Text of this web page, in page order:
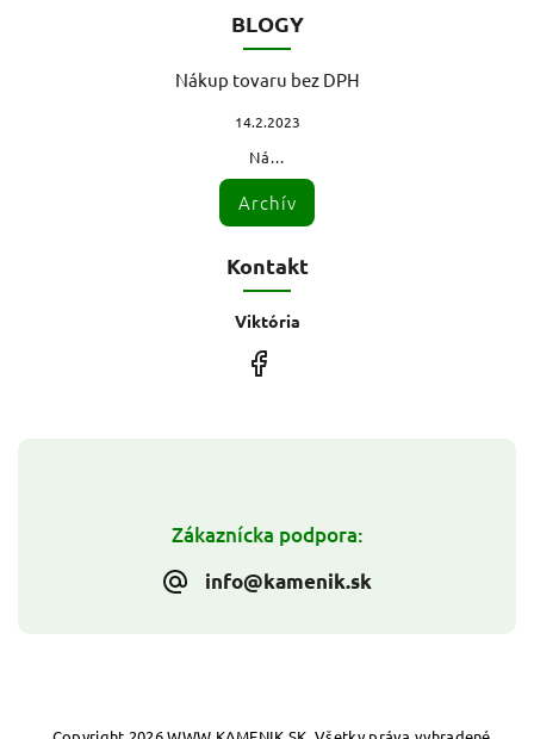
Zákaznícka podpora:
info@kamenik.sk
BLOGY
Nákup tovaru bez DPH
14.2.2023
Ná...
Archív
Kontakt
Viktória